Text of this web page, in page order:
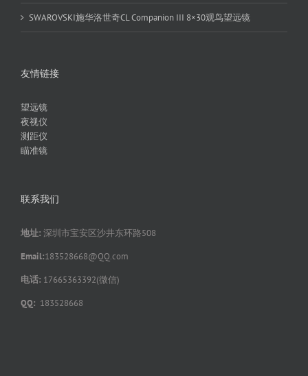
SWAROVSKI施华洛世奇CL Companion III 8×30观鸟望远镜
友情链接
望远镜
夜视仪
测距仪
瞄准镜
联系我们
地址: 深圳市宝安区沙井东环路508
Email:183528668@QQ.com
电话: 17665363392(微信)
QQ: 183528668